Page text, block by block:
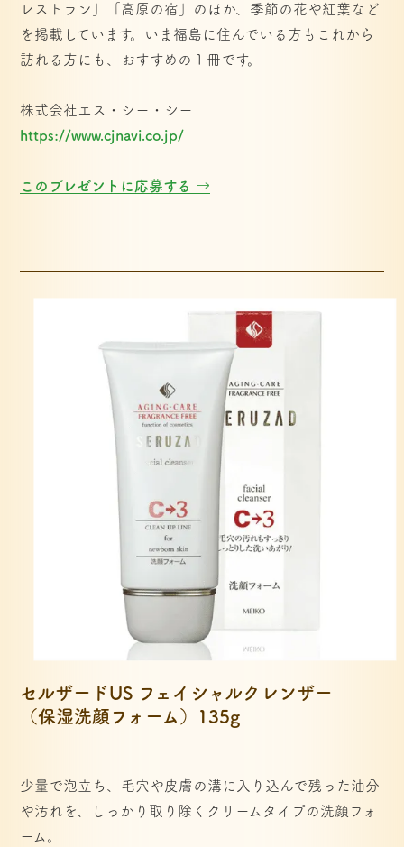
レストラン」「高原の宿」のほか、季節の花や紅葉など
を掲載しています。いま福島に住んでいる方もこれから
訪れる方にも、おすすめの１冊です。
株式会社エス・シー・シー
https://www.cjnavi.co.jp/
このプレゼントに応募する →
セルザードUS フェイシャルクレンザー
（保湿洗顔フォーム）135g
少量で泡立ち、毛穴や皮膚の溝に入り込んで残った油分
や汚れを、しっかり取り除くクリームタイプの洗顔フォ
ーム。